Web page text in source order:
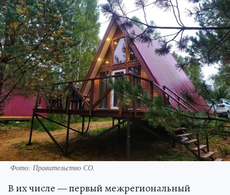
Фото: Правительство СО.
В их числе — первый межрегиональный